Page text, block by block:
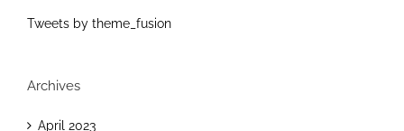
Tweets by theme_fusion
Archives
April 2023